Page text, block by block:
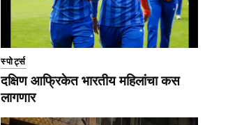
स्पोर्ट्स
दक्षिण आफ्रिकेत भारतीय महिलांचा कस
लागणार